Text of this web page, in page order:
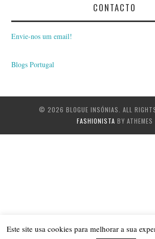
CONTACTO
Envie-nos um email!
Blogs Portugal
© 2026 BLOGUE INSÓNIAS. ALL
FASHIONISTA BY ATHEMES
Este site usa cookies para melhorar a sua